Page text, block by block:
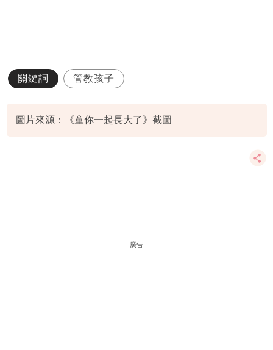
關鍵詞 管教孩子
圖片來源：《童你一起長大了》截圖
廣告